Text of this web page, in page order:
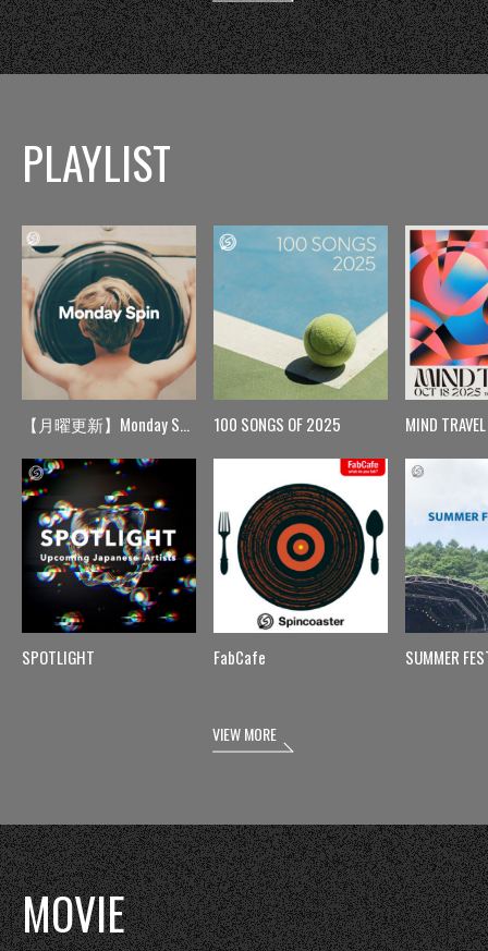
PLAYLIST
【月曜更新】Monday Spin
SPOTLIGHT
100 SONGS OF 2025
FabCafe
MIND TRAVEL
SUMMER
VIEW MORE
MOVIE